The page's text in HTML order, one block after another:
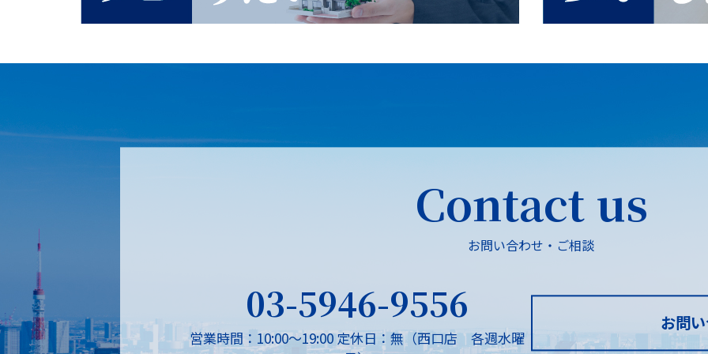
Contact us
お問い合わせ・ご相談
03-5946-9556
営業時間：10:00～19:00定休日：無（西口店 各週水曜
お問